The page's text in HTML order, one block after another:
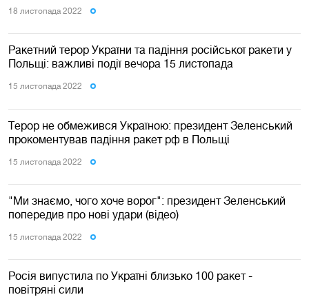
18 листопада 2022
Ракетний терор України та падіння російської ракети у
Польщі: важливі події вечора 15 листопада
15 листопада 2022
Терор не обмежився Україною: президент Зеленський
прокоментував падіння ракет рф в Польщі
15 листопада 2022
"Ми знаємо, чого хоче ворог": президент Зеленський
попередив про нові удари (відео)
15 листопада 2022
Росія випустила по Україні близько 100 ракет -
повітряні сили